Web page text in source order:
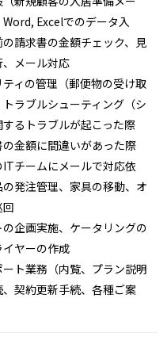
Word, Excelでのデータ入
請求書の金額チェック、見
メール対応
ティの管理（郵便物の受け取
トラブルシューティング（シ
するトラブルが起こった際
金額に間違いがあった際
ITチームにメールで対応依
発注管理、家具の移動、オ
回
の企画実施、ケータリングの
ヤーの作成
ート業務（内覧、プラン説明
契約更新手続、各種ご案